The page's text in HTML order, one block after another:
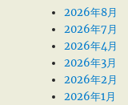
2026年8月
2026年7月
2026年4月
2026年3月
2026年2月
2026年1月